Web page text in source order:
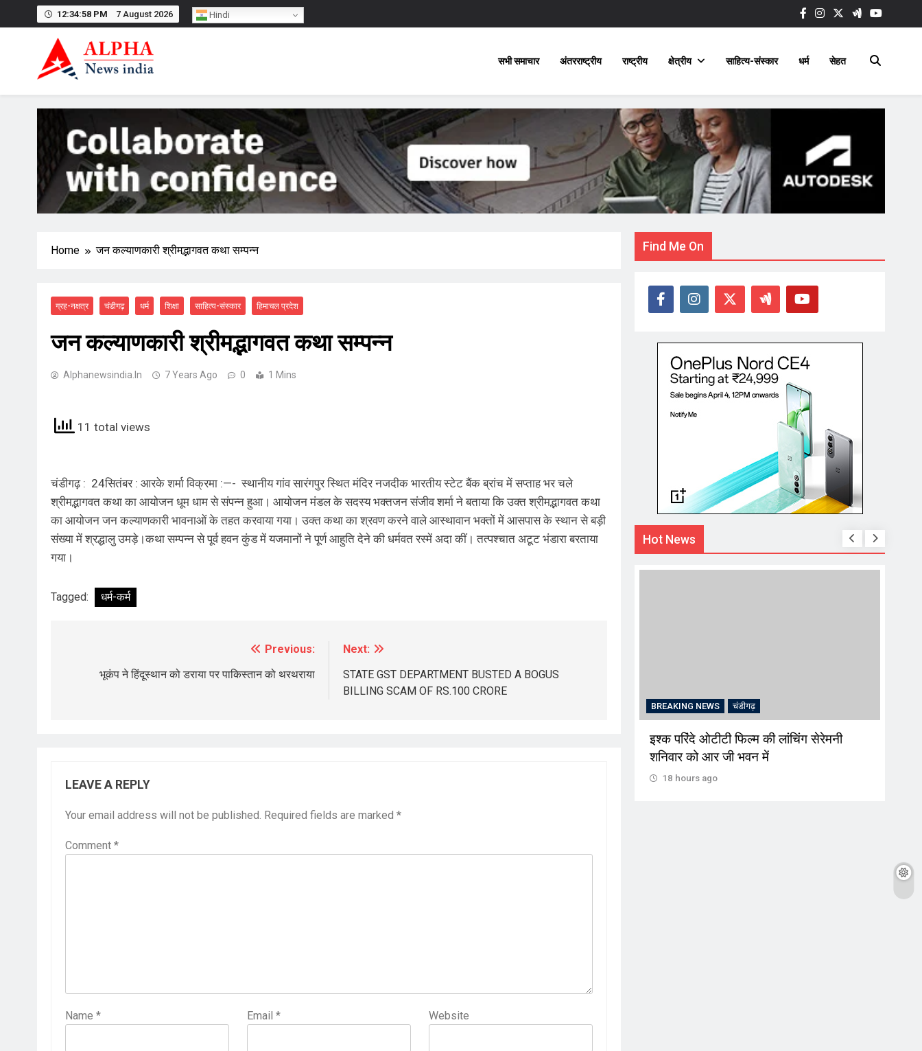
12:34:58 PM 7 August 2026
सभी समाचार अंतरराष्ट्रीय राष्ट्रीय क्षेत्रीय साहित्य-संस्कार धर्म सेहत
Home जन कल्याणकारी श्रीमद्भागवत कथा सम्पन्न
ग्रह-नक्षत्र चंडीगढ़ धर्म शिक्षा साहित्य-संस्कार हिमाचल प्रदेश
जन कल्याणकारी श्रीमद्भागवत कथा सम्पन्न
Alphanewsindia.in 7 Years Ago 0 1 Mins
11 total views
चंडीगढ़ : 24सितंबर : आरके शर्मा विक्रमा :—- स्थानीय गांव सारंगपुर स्थित मंदिर नजदीक भारतीय स्टेट बैंक ब्रांच में सप्ताह भर चले
श्रीमद्भागवत कथा का आयोजन धूम धाम से संपन्न हुआ। आयोजन मंडल के सदस्य भक्तजन संजीव शर्मा ने बताया कि उक्त श्रीमद्भागवत कथा
का आयोजन जन कल्याणकारी भावनाओं के तहत करवाया गया। उक्त कथा का श्रवण करने वाले आस्थावान भक्तों में आसपास के स्थान से बड़ी
संख्या में श्रद्धालु उमड़े।कथा सम्पन्न से पूर्व हवन कुंड में यजमानों ने पूर्ण आहुति देने की धर्मवत रस्में अदा कीं। तत्पश्चात अटूट भंडारा बरताया
गया।
Tagged: धर्म-कर्म
navigation
Previous:
भूकंप ने हिंदूस्थान को डराया पर पाकिस्तान को थरथराया
Next:
STATE GST DEPARTMENT BUSTED A BOGUS
BILLING SCAM OF RS.100 CRORE
LEAVE A REPLY
Your email address will not be published. Required fields are marked *
Comment *
Name * Email* Website
Find Me On
Hot News
BREAKING NEWS चंडीगढ़
इश्क परिंदे ओटीटी फिल्म की लांचिंग सेरेमनी
शनिवार को आर जी भवन में
18 hours ago
Hindi